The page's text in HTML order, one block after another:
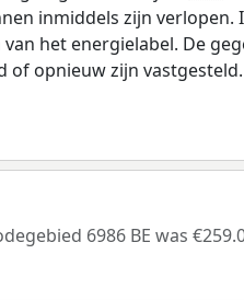
inmiddels zijn verlopen.
het energielabel. De
of opnieuw zijn vastgesteld.
6986 BE was